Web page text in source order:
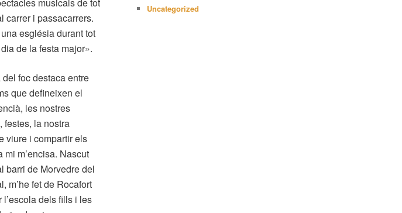
carrer i passacarrers.
església durant tot
de la festa major».
del foc destaca entre
que defineixen el
les nostres
festes, la nostra
viure i compartir els
mi m’encisa. Nascut
barri de Morvedre del
m’he fet de Rocafort
l’escola dels fills i les
Uncategorized